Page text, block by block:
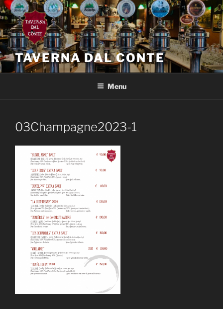
Salta
al
contenuto
TAVERNA DAL CONTE
Menu
03Champagne2023-1